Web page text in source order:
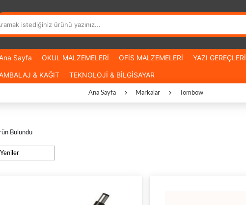
Sayfa OKUL MALZEMELERİ OFİS MALZEMELERİ YAZI GEREÇLERİ
& KAĞIT TEKNOLOJİ & BİLGİSAYAR
Ana Sayfa Markalar Tombow
Bulundu